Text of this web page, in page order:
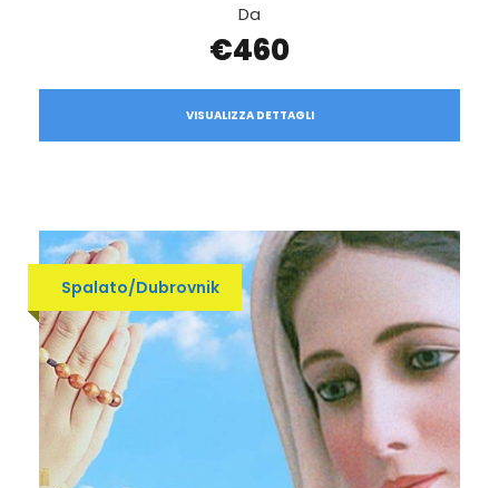
Da
€460
VISUALIZZA DETTAGLI
Spalato/Dubrovnik